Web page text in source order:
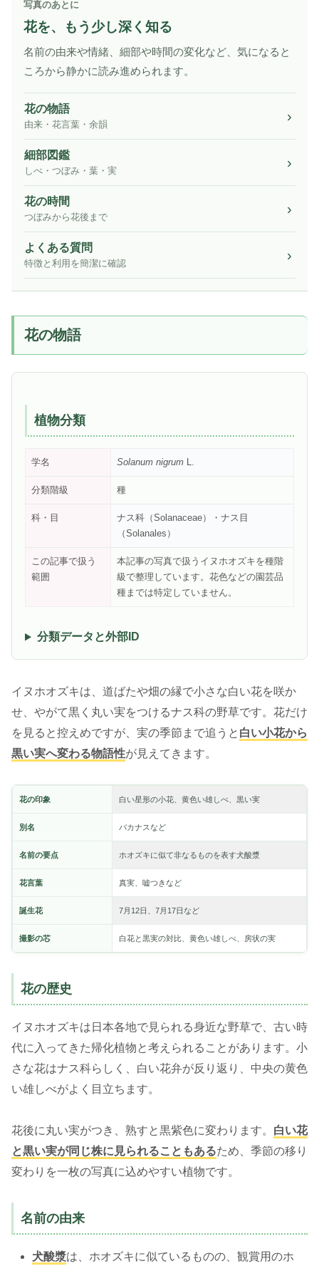
写真のあとに
花を、もう少し深く知る
名前の由来や情緒、細部や時間の変化など、気になると
ころから静かに読み進められます。
花の物語
由来・花言葉・余韻
細部図鑑
しべ・つぼみ・葉・実
花の時間
つぼみから花後まで
よくある質問
特徴と利用を簡潔に確認
花の物語
植物分類
学名 Solanum nigrum L.
分類階級 種
科・目
ナス科（Solanaceae）・ナス目
（Solanales）
この記事で扱う
範囲
本記事の写真で扱うイヌホオズキを種階
級で整理しています。花色などの園芸品
種までは特定していません。
分類データと外部ID
イヌホオズキは、道ばたや畑の縁で小さな白い花を咲か
せ、やがて黒く丸い実をつけるナス科の野草です。花だけ
を見ると控えめですが、実の季節まで追うと 白い小花から
黒い実へ変わる物語性が見えてきます。
花の印象 白い星形の小花、黄色い雄しべ、黒い実
別名 バカナスなど
名前の要点 ホオズキに似て非なるものを表す犬酸漿
花言葉 真実、嘘つきなど
誕生花 7月12日、7月17日など
撮影の芯 白花と黒実の対比、黄色い雄しべ、房状の実
花の歴史
イヌホオズキは日本各地で見られる身近な野草で、古い時
代に入ってきた帰化植物と考えられることがあります。小
さな花はナス科らしく、白い花弁が反り返り、中央の黄色
い雄しべがよく目立ちます。
花後に丸い実がつき、熟すと黒紫色に変わります。 白い花
と黒い実が同じ株に見られることもあるため、季節の移り
変わりを一枚の写真に込めやすい植物です。
名前の由来
犬酸漿は、ホオズキに似ているものの、観賞用のホ